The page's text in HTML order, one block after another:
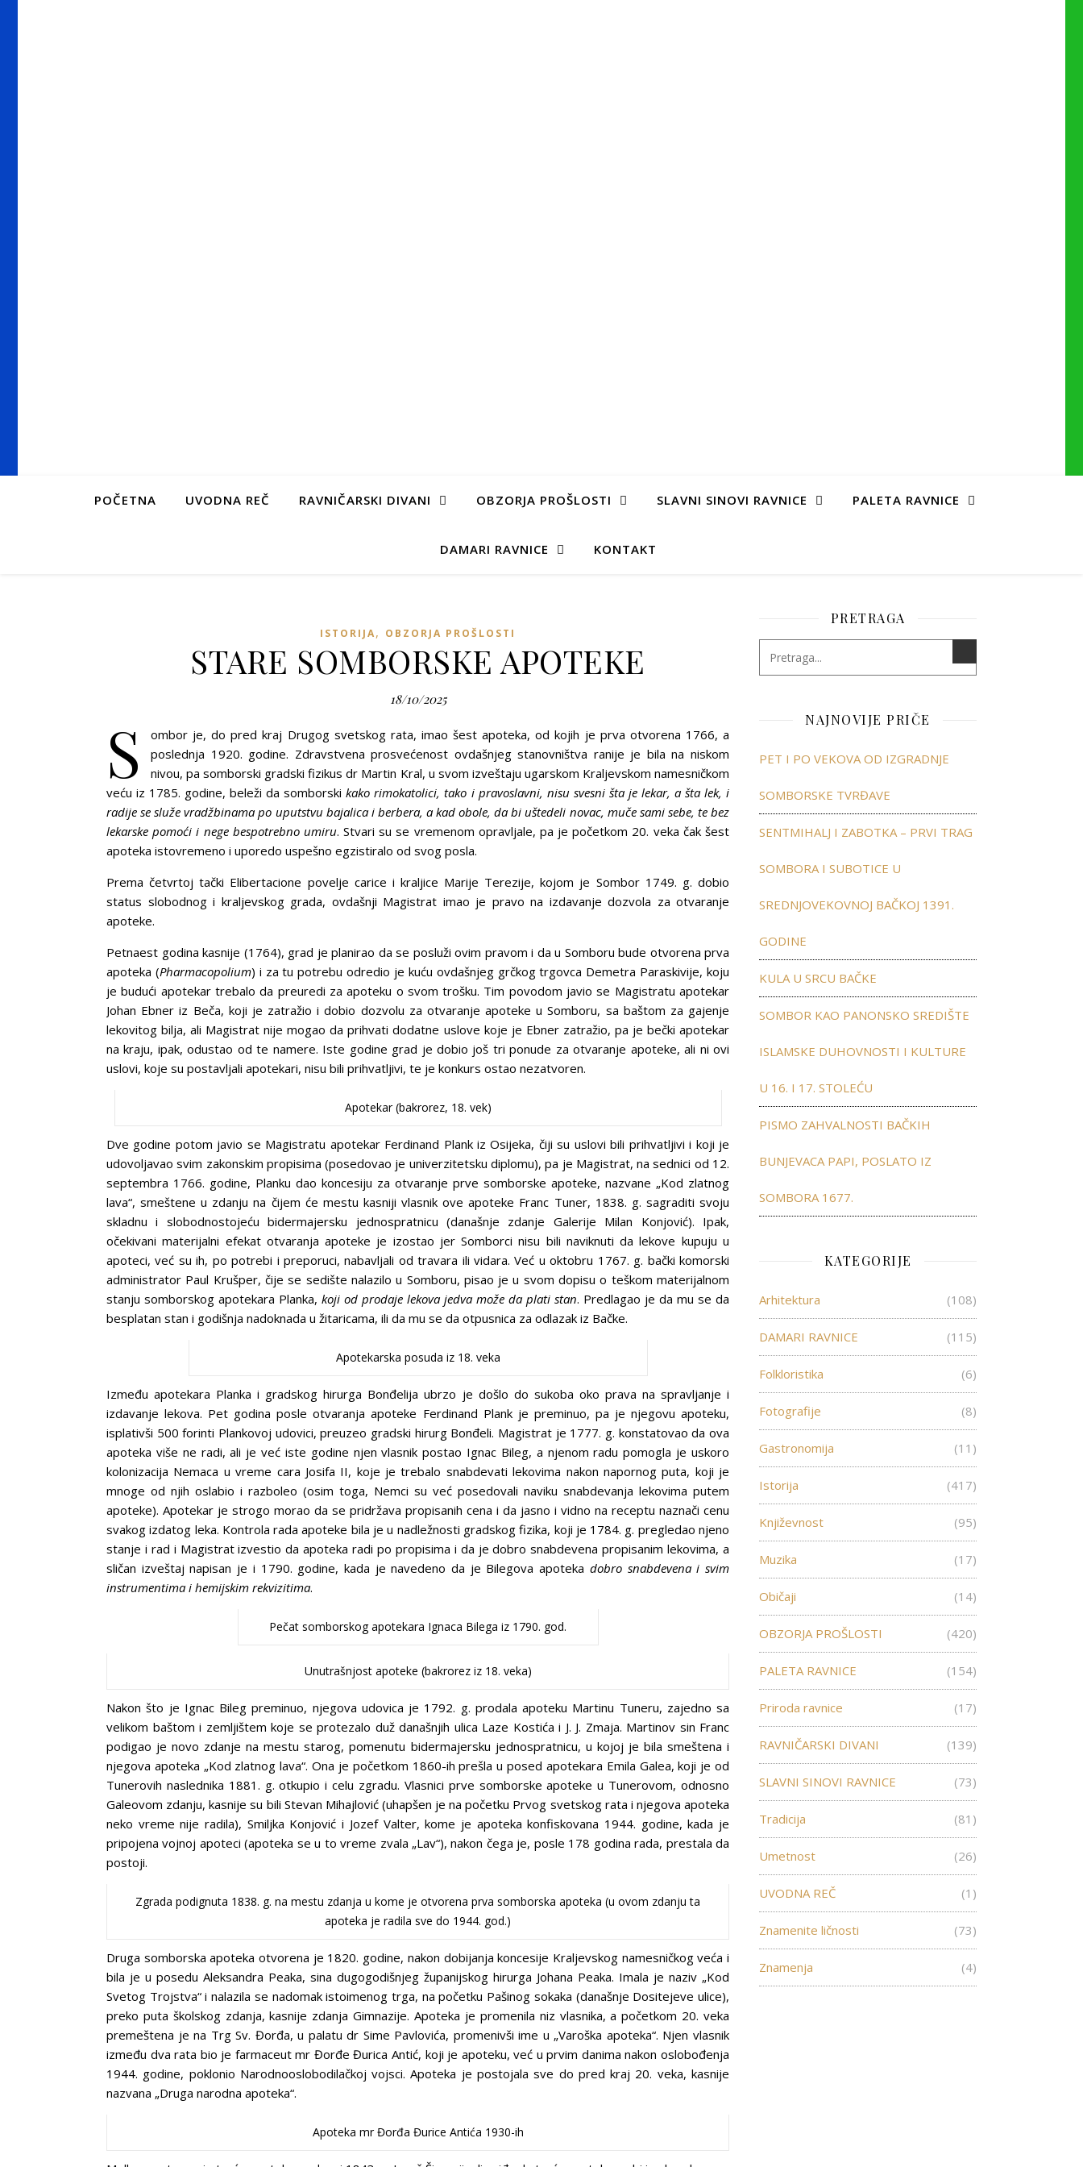
POČETNA UVODNA REČ RAVNIČARSKI DIVANI OBZORJA PROŠLOSTI SLAVNI SINOVI RAVNICE PALETA RAVNICE
DAMARI RAVNICE KONTAKT
ISTORIJA, OBZORJA PROŠLOSTI
STARE SOMBORSKE APOTEKE
18/10/2025
S
ombor je, do pred kraj Drugog svetskog rata, imao šest apoteka, od kojih je prva otvorena 1766, a
poslednja 1920. godine. Zdravstvena prosvećenost ovdašnjeg stanovništva ranije je bila na niskom
nivou, pa somborski gradski fizikus dr Martin Kral, u svom izveštaju ugarskom Kraljevskom namesničkom
veću iz 1785. godine, beleži da somborskikako rimokatolici, tako i pravoslavni, nisu svesni šta je lekar, a šta lek, i
radije se služe vradžbinama po uputstvu bajalica i berbera, a kad obole, da bi uštedeli novac, muče sami sebe, te bez
lekarske pomoći i nege bespotrebno umiru. Stvari su se vremenom opravljale, pa je početkom 20. veka čak šest
apoteka istovremeno i uporedo uspešno egzistiralo od svog posla.
Prema četvrtoj tački Elibertacione povelje carice i kraljice Marije Terezije, kojom je Sombor 1749. g. dobio
status slobodnog i kraljevskog grada, ovdašnji Magistrat imao je pravo na izdavanje dozvola za otvaranje
apoteke.
Petnaest godina kasnije (1764), grad je planirao da se posluži ovim pravom i da u Somboru bude otvorena prva
apoteka (Pharmacopolium) i za tu potrebu odredio je kuću ovdašnjeg grčkog trgovca Demetra Paraskivije, koju
je budući apotekar trebalo da preuredi za apoteku o svom trošku. Tim povodom javio se Magistratu apotekar
Johan Ebner iz Beča, koji je zatražio i dobio dozvolu za otvaranje apoteke u Somboru, sa baštom za gajenje
lekovitog bilja, ali Magistrat nije mogao da prihvati dodatne uslove koje je Ebner zatražio, pa je bečki apotekar
na kraju, ipak, odustao od te namere. Iste godine grad je dobio još tri ponude za otvaranje apoteke, ali ni ovi
uslovi, koje su postavljali apotekari, nisu bili prihvatljivi, te je konkurs ostao nezatvoren.
Apotekar (bakrorez, 18. vek)
Dve godine potom javio se Magistratu apotekar Ferdinand Plank iz Osijeka, čiji su uslovi bili prihvatljivi i koji je
udovoljavao svim zakonskim propisima (posedovao je univerzitetsku diplomu), pa je Magistrat, na sednici od 12.
septembra 1766. godine, Planku dao koncesiju za otvaranje prve somborske apoteke, nazvane „Kod zlatnog
lava“, smeštene u zdanju na čijem će mestu kasniji vlasnik ove apoteke Franc Tuner, 1838. g. sagraditi svoju
skladnu i slobodnostojeću bidermajersku jednospratnicu (današnje zdanje Galerije Milan Konjović). Ipak,
očekivani materijalni efekat otvaranja apoteke je izostao jer Somborci nisu bili naviknuti da lekove kupuju u
apoteci, već su ih, po potrebi i preporuci, nabavljali od travara ili vidara. Već u oktobru 1767. g. bački komorski
administrator Paul Krušper, čije se sedište nalazilo u Somboru, pisao je u svom dopisu o teškom materijalnom
stanju somborskog apotekara Planka, koji od prodaje lekova jedva može da plati stan. Predlagao je da mu se da
besplatan stan i godišnja nadoknada u žitaricama, ili da mu se da otpusnica za odlazak iz Bačke.
Apotekarska posuda iz 18. veka
Između apotekara Planka i gradskog hirurga Bonđelija ubrzo je došlo do sukoba oko prava na spravljanje i
izdavanje lekova. Pet godina posle otvaranja apoteke Ferdinand Plank je preminuo, pa je njegovu apoteku,
isplativši 500 forinti Plankovoj udovici, preuzeo gradski hirurg Bonđeli. Magistrat je 1777. g. konstatovao da ova
apoteka više ne radi, ali je već iste godine njen vlasnik postao Ignac Bileg, a njenom radu pomogla je uskoro
kolonizacija Nemaca u vreme cara Josifa II, koje je trebalo snabdevati lekovima nakon napornog puta, koji je
mnoge od njih oslabio i razboleo (osim toga, Nemci su već posedovali naviku snabdevanja lekovima putem
apoteke). Apotekar je strogo morao da se pridržava propisanih cena i da jasno i vidno na receptu naznači cenu
svakog izdatog leka. Kontrola rada apoteke bila je u nadležnosti gradskog fizika, koji je 1784. g. pregledao njeno
stanje i rad i Magistrat izvestio da apoteka radi po propisima i da je dobro snabdevena propisanim lekovima, a
sličan izveštaj napisan je i 1790. godine, kada je navedeno da je Bilegova apoteka dobro snabdevena i svim
instrumentima i hemijskim rekvizitima.
Pečat somborskog apotekara Ignaca Bilega iz 1790. god.
Unutrašnjost apoteke (bakrorez iz 18. veka)
Nakon što je Ignac Bileg preminuo, njegova udovica je 1792. g. prodala apoteku Martinu Tuneru, zajedno sa
velikom baštom i zemljištem koje se protezalo duž današnjih ulica Laze Kostića i J. J. Zmaja. Martinov sin Franc
podigao je novo zdanje na mestu starog, pomenutu bidermajersku jednospratnicu, u kojoj je bila smeštena i
njegova apoteka „Kod zlatnog lava“. Ona je početkom 1860-ih prešla u posed apotekara Emila Galea, koji je od
Tunerovih naslednika 1881. g. otkupio i celu zgradu. Vlasnici prve somborske apoteke u Tunerovom, odnosno
Galeovom zdanju, kasnije su bili Stevan Mihajlović (uhapšen je na početku Prvog svetskog rata i njegova apoteka
neko vreme nije radila), Smiljka Konjović i Jozef Valter, kome je apoteka konfiskovana 1944. godine, kada je
pripojena vojnoj apoteci (apoteka se u to vreme zvala „Lav“), nakon čega je, posle 178 godina rada, prestala da
postoji.
Zgrada podignuta 1838. g. na mestu zdanja u kome je otvorena prva somborska apoteka (u ovom zdanju ta
apoteka je radila sve do 1944. god.)
Druga somborska apoteka otvorena je 1820. godine, nakon dobijanja koncesije Kraljevskog namesničkog veća i
bila je u posedu Aleksandra Peaka, sina dugogodišnjeg županijskog hirurga Johana Peaka. Imala je naziv „Kod
Svetog Trojstva“ i nalazila se nadomak istoimenog trga, na početku Pašinog sokaka (današnje Dositejeve ulice),
preko puta školskog zdanja, kasnije zdanja Gimnazije. Apoteka je promenila niz vlasnika, a početkom 20. veka
premeštena je na Trg Sv. Đorđa, u palatu dr Sime Pavlovića, promenivši ime u „Varoška apoteka“. Njen vlasnik
između dva rata bio je farmaceut mr Đorđe Đurica Antić, koji je apoteku, već u prvim danima nakon oslobođenja
1944. godine, poklonio Narodnooslobodilačkoj vojsci. Apoteka je postojala sve do pred kraj 20. veka, kasnije
nazvana „Druga narodna apoteka“.
Apoteka mr Đorđa Đurice Antića 1930-ih
PRETRAGA
NAJNOVIJE PRIČE
PET I PO VEKOVA OD IZGRADNJE
SOMBORSKE TVRĐAVE
SENTMIHALJ I ZABOTKA – PRVI TRAG
SOMBORA I SUBOTICE U
SREDNJOVEKOVNOJ BAČKOJ 1391.
GODINE
KULA U SRCU BAČKE
SOMBOR KAO PANONSKO SREDIŠTE
ISLAMSKE DUHOVNOSTI I KULTURE
U 16. I 17. STOLEĆU
PISMO ZAHVALNOSTI BAČKIH
BUNJEVACA PAPI, POSLATO IZ
SOMBORA 1677.
KATEGORIJE
Arhitektura (108)
DAMARI RAVNICE (115)
Folkloristika (6)
Fotografije (8)
Gastronomija (11)
Istorija (417)
Književnost (95)
Muzika (17)
Običaji (14)
OBZORJA PROŠLOSTI (420)
PALETA RAVNICE (154)
Priroda ravnice (17)
RAVNIČARSKI DIVANI (139)
SLAVNI SINOVI RAVNICE (73)
Tradicija (81)
Umetnost (26)
UVODNA REČ (1)
Znamenite ličnosti (73)
Znamenja (4)